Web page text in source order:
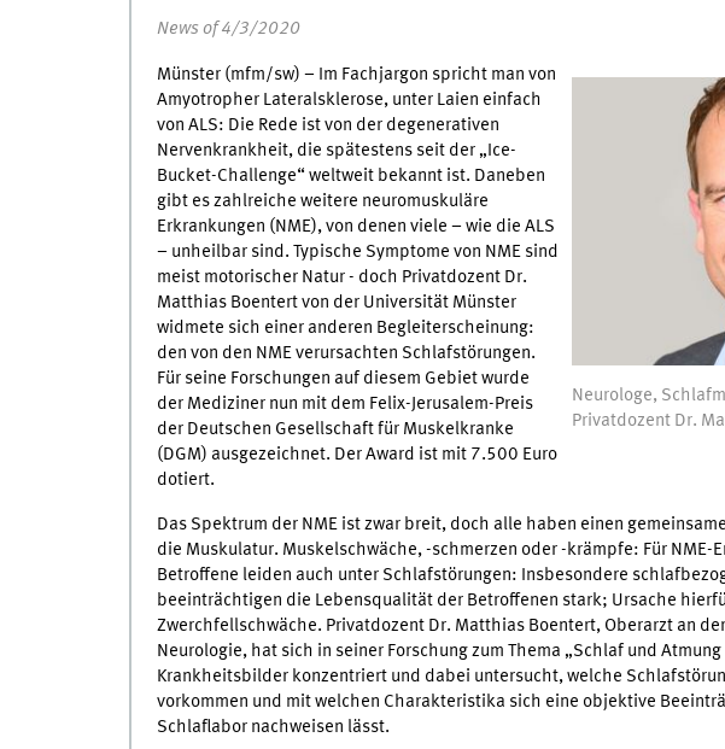
News of 4/3/2020
Neurologe,
Privatdozent Dr.
Münster (mfm/sw) – Im Fachjargon spricht man von
Amyotropher Lateralsklerose, unter Laien einfach
von ALS: Die Rede ist von der degenerativen
Nervenkrankheit, die spätestens seit der „Ice-
Bucket-Challenge“ weltweit bekannt ist. Daneben
gibt es zahlreiche weitere neuromuskuläre
Erkrankungen (NME), von denen viele – wie die ALS
– unheilbar sind. Typische Symptome von NME sind
meist motorischer Natur - doch Privatdozent Dr.
Matthias Boentert von der Universität Münster
widmete sich einer anderen Begleiterscheinung:
den von den NME verursachten Schlafstörungen.
Für seine Forschungen auf diesem Gebiet wurde
der Mediziner nun mit dem Felix-Jerusalem-Preis
der Deutschen Gesellschaft für Muskelkranke
(DGM) ausgezeichnet. Der Award ist mit 7.500 Euro
dotiert.
Das Spektrum der NME ist zwar breit, doch alle haben einen
die Muskulatur. Muskelschwäche, -schmerzen oder -krämpfe: Für NME-
Betroffene leiden auch unter Schlafstörungen: Insbesondere
beeinträchtigen die Lebensqualität der Betroffenen stark; Ursache
Zwerchfellschwäche. Privatdozent Dr. Matthias Boentert, Oberarzt an
Neurologie, hat sich in seiner Forschung zum Thema „Schlaf und
Krankheitsbilder konzentriert und dabei untersucht, welche
vorkommen und mit welchen Charakteristika sich eine objektive
Schlaflabor nachweisen lässt.